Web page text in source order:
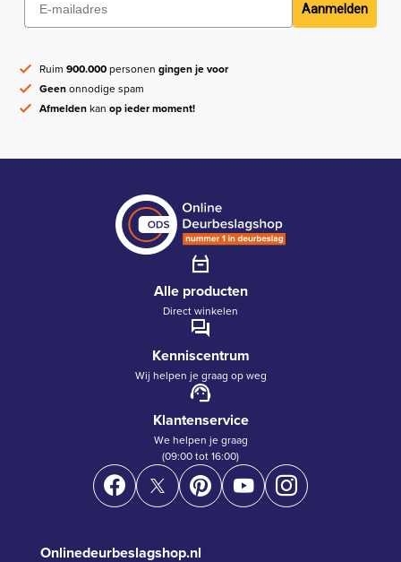
Aanmelden
Ruim900.000personengingen je voor
Geenonnodige spam
Afmeldenkanop ieder moment!
Alle producten
Direct winkelen
Kenniscentrum
Wij helpen je graag op weg
Klantenservice
We helpen je graag
(09:00 tot 16:00)
Onlinedeurbeslagshop.nl